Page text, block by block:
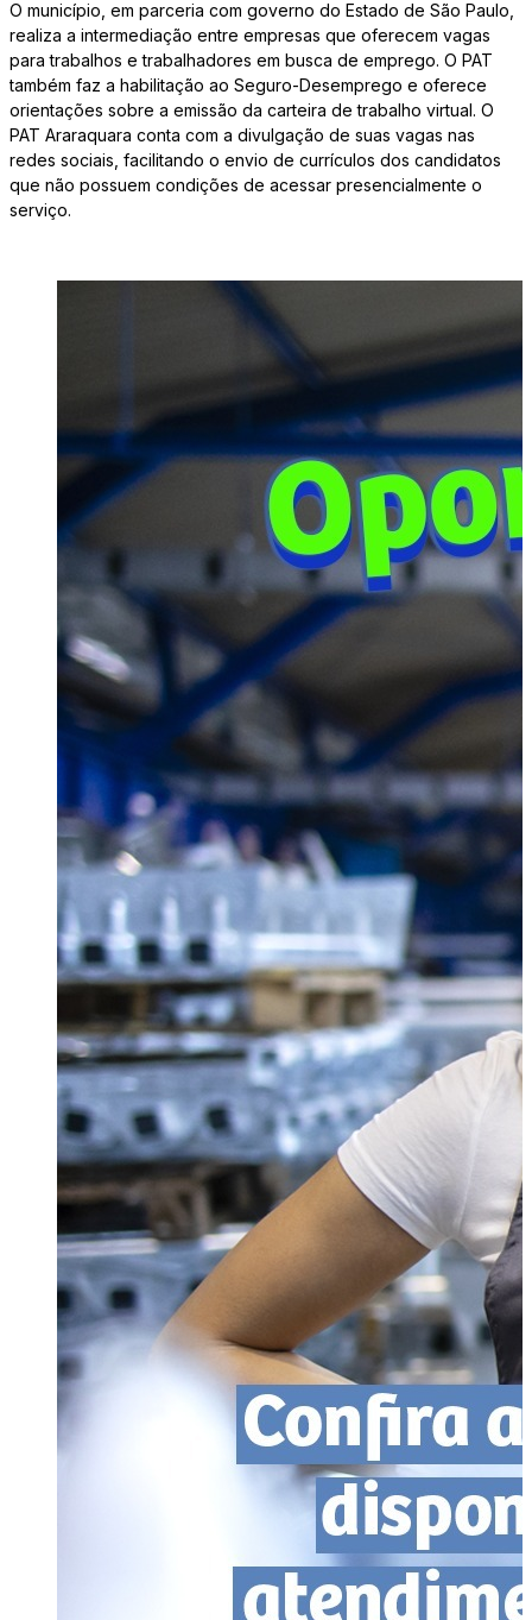
O município, em parceria com governo do Estado de São Paulo,
realiza a intermediação entre empresas que oferecem vagas
para trabalhos e trabalhadores em busca de emprego. O PAT
também faz a habilitação ao Seguro-Desemprego e oferece
orientações sobre a emissão da carteira de trabalho virtual. O
PAT Araraquara conta com a divulgação de suas vagas nas
redes sociais, facilitando o envio de currículos dos candidatos
que não possuem condições de acessar presencialmente o
serviço.